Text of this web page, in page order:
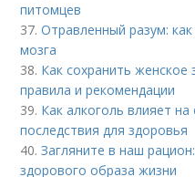
питомцев
37.Отравленный разум:
мозга
38. Как сохранить женское
правила и рекомендации
39. Как алкоголь влияет
последствия для здоровья
40.Загляните в наш
здорового образа жизни